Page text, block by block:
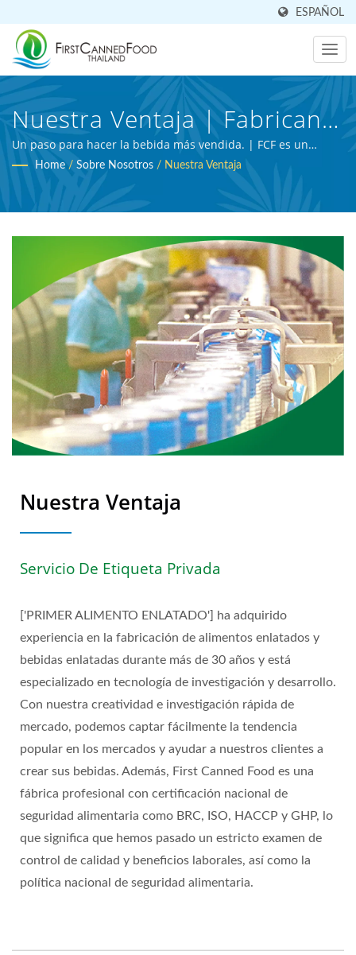
ESPAÑOL
Nuestra Ventaja | Fabricante
OEM De Alimentos
Enlatados Y Bebidas
Durante Más De 30 Años |
First Canned Food (Thai) Co.,
Ltd.
Un paso para hacer la bebida más vendida. | FCF es un
fabricante de bebidas profesional certificado por BRC y
experto en procesamiento agrícola.
Home / Sobre Nosotros / Nuestra Ventaja
Nuestra Ventaja
Servicio De Etiqueta Privada
['PRIMER ALIMENTO ENLATADO'] ha adquirido
experiencia en la fabricación de alimentos enlatados y
bebidas enlatadas durante más de 30 años y está
especializado en tecnología de investigación y desarrollo.
Con nuestra creatividad e investigación rápida de
mercado, podemos captar fácilmente la tendencia
popular en los mercados y ayudar a nuestros clientes a
crear sus bebidas. Además, First Canned Food es una
fábrica profesional con certificación nacional de
seguridad alimentaria como BRC, ISO, HACCP y GHP, lo
que significa que hemos pasado un estricto examen de
control de calidad y beneficios laborales, así como la
política nacional de seguridad alimentaria.